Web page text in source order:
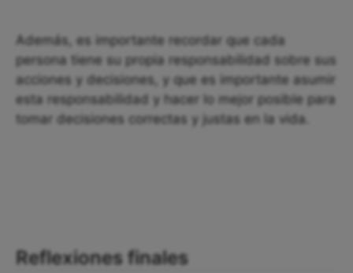
Además, es importante recordar que cada
persona tiene su propia responsabilidad sobre sus
acciones y decisiones, y que es importante asumir
esta responsabilidad y hacer lo mejor posible para
tomar decisiones correctas y justas en la vida.
Reflexiones finales